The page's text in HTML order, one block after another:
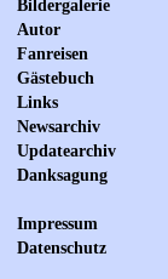
Bildergalerie
Autor
Fanreisen
Gästebuch
Links
Newsarchiv
Updatearchiv
Danksagung
Impressum
Datenschutz